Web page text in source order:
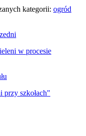
kategorii: ogród
w procesie
przy szkołach"